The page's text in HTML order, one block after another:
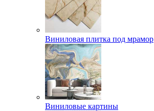
Виниловая плитка под мрамор
Виниловые картины